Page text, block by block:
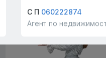
бесплатно!
С П 060222874
Агент по